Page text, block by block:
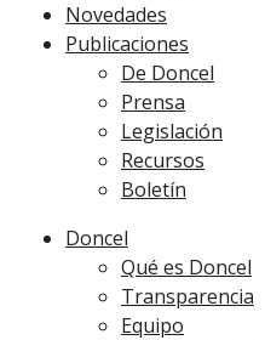
Novedades
Publicaciones
De Doncel
Prensa
Legislación
Recursos
Boletín
Doncel
Qué es Doncel
Transparencia
Equipo